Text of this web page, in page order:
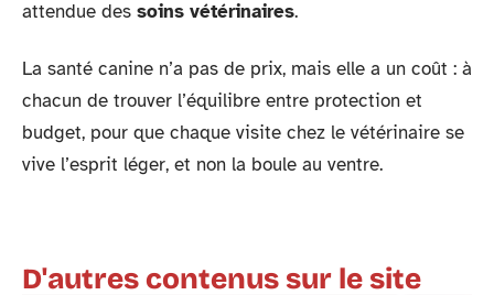
attendue des soins vétérinaires.
La santé canine n’a pas de prix, mais elle a un coût : à
chacun de trouver l’équilibre entre protection et
budget, pour que chaque visite chez le vétérinaire se
vive l’esprit léger, et non la boule au ventre.
D'autres contenus sur le site